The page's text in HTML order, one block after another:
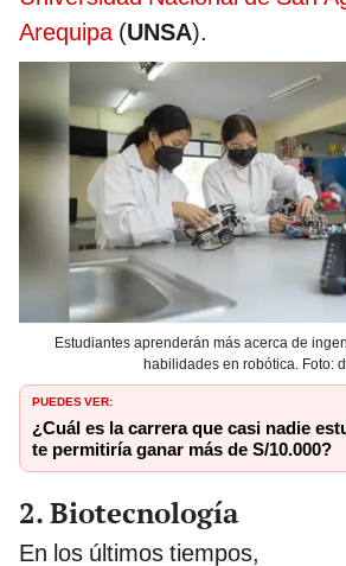
Arequipa (UNSA).
Estudiantes aprenderán más acerca de
habilidades en robótica. Foto:
PUEDES VER:
¿Cuál es la carrera que casi nadie
te permitiría ganar más de S/10.000?
2. Biotecnología
En los últimos tiempos,